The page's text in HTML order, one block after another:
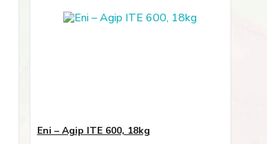
Eni – Agip ITE 600, 18kg